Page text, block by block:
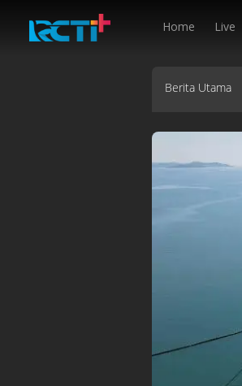
Home Live
Berita Utama